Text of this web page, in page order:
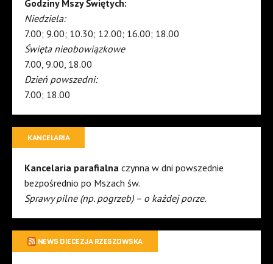
Godziny Mszy Świętych:
Niedziela:
7.00; 9.00; 10.30; 12.00; 16.00; 18.00
Święta nieobowiązkowe
7.00, 9.00, 18.00
Dzień powszedni:
7.00; 18.00
KANCELARIA
Kancelaria parafialna czynna w dni powszednie
bezpośrednio po Mszach św.
Sprawy pilne (np. pogrzeb) – o każdej porze.
NEWS DIECEZJA RZESZOWSKA